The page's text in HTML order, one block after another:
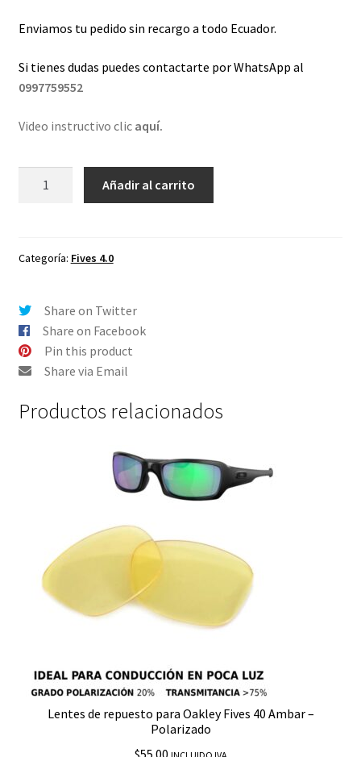
Enviamos tu pedido sin recargo a todo Ecuador.
Si tienes dudas puedes contactarte por WhatsApp al
0997759552
Video instructivo clic aquí.
Oakley
ChromaShifters
Café
cantidad
Añadir al carrito
Categoría: Fives 4.0
Share on Twitter
Share on Facebook
Pin this product
Share via Email
Productos relacionados
Lentes de repuesto para Oakley Fives 40 Ambar –
Polarizado
$55.00